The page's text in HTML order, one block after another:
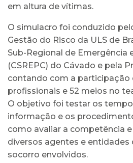
em altura de vítimas.
O simulacro foi conduzido
Gestão do Risco da ULS de
Sub-Regional de Emergência
(CSREPC) do Cávado e pela
contando com a participação
profissionais e 52 meios no
O objetivo foi testar os
informação e os
como avaliar a competência
diversos agentes e entidades
socorro envolvidos.